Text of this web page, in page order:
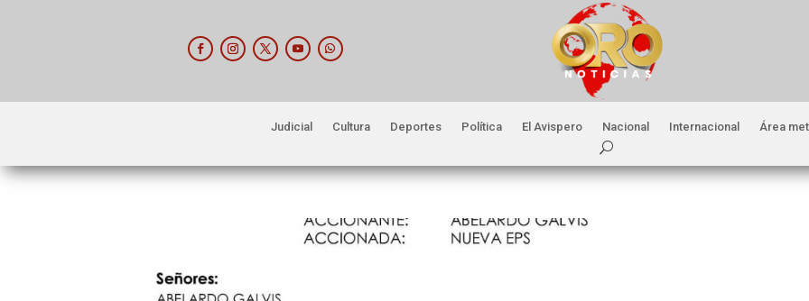
Judicial Cultura Deportes Política El Avispero Nacional Internacional Área